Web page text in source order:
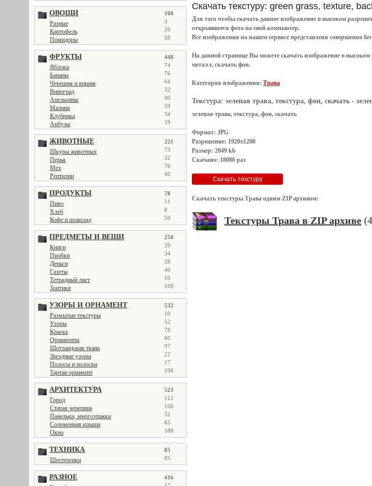
ОВОЩИ 100
Разные 3
Картофель 39
Помидоры 58
ФРУКТЫ 448
Яблоки 74
Бананы 76
Черешня и вишня 64
Виноград 32
Апельсины 90
Малина 59
Клубника 34
Арбузы 19
ЖИВОТНЫЕ 221
Шкуры животных 73
Перья 32
Мех 76
Рептилии 40
ПРОДУКТЫ 78
Пиво 11
Хлеб 8
Кофе и шоколад 59
ПРЕДМЕТЫ И ВЕЩИ 250
Книги 29
Пробки 34
Деньги 28
Газеты 40
Тетрадный лист 10
Зонтики 109
УЗОРЫ И ОРНАМЕНТ 532
Размытые текстуры 10
Узоры 52
Краска 78
Орнаменты 60
Шотландская ткань 97
Звездные узоры 22
Полосы и полоски 17
Тартан орнамент 196
АРХИТЕКТУРА 523
Город 112
Старая черепица 106
Панельки, многоэтажки 52
Соломенная крыша 65
Окно 188
ТЕХНИКА 85
Шестеренки 85
РАЗНОЕ 416
Скачать текстуру: green grass, texture,
Для того чтобы скачать данное изображение в высоком
открывшееся фото на свой компьютер.
Все изображения на нашем сервисе представленя совершенно
На данной странице Вы можете скачать изображение в
металл, скачать фон.
Категория изображения: Трава
Текстура: зеленая трава, текстура, фон, скачать -
зеленая трава, текстура, фон, скачать
Формат: JPG
Разрешение: 1920x1200
Размер: 2049 kb
Скачано: 18086 раз
Скачать текстуры Трава одним ZIP архивом:
Текстуры Трава в ZIP архиве